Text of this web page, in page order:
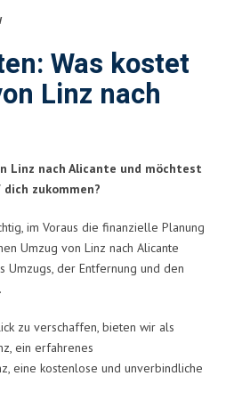
Was kostet
Linz nach
Linz nach Alicante und möchtest
dich zukommen?
im Voraus die finanzielle Planung
Umzug von Linz nach Alicante
Umzugs, der Entfernung und den
zu verschaffen, bieten wir als
ein erfahrenes
eine kostenlose und unverbindliche